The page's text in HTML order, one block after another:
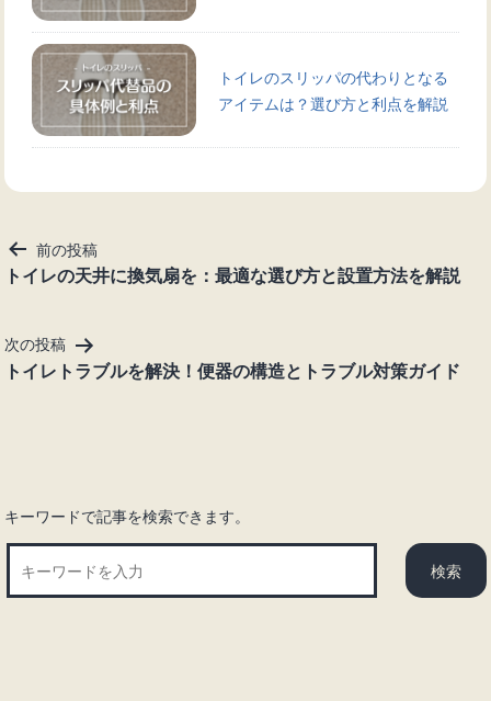
トイレのスリッパの代わりとなる
アイテムは？選び方と利点を解説
投
稿
ゲ
ー
前の投稿
トイレの天井に換気扇を：最適な選び方と設置方法を解説
次の投稿
トイレトラブルを解決！便器の構造とトラブル対策ガイド
キーワードで記事を検索できます。